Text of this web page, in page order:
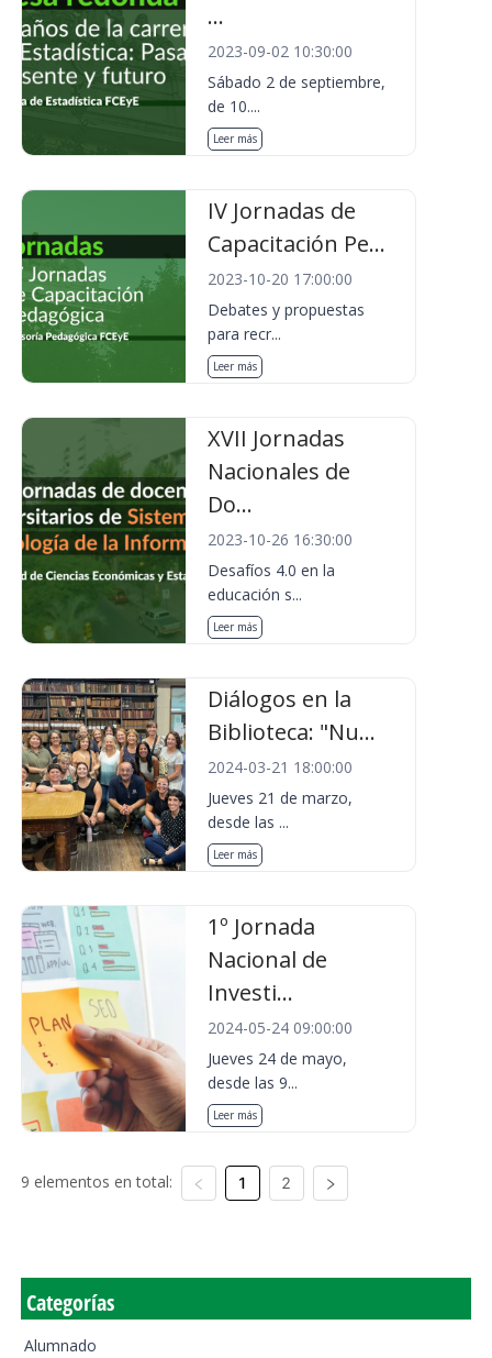
...
2023-09-02 10:30:00
Sábado 2 de septiembre,
de 10....
Leer más
IV Jornadas de
Capacitación Pe...
2023-10-20 17:00:00
Debates y propuestas
para recr...
Leer más
XVII Jornadas
Nacionales de
Do...
2023-10-26 16:30:00
Desafíos 4.0 en la
educación s...
Leer más
Diálogos en la
Biblioteca: "Nu...
2024-03-21 18:00:00
Jueves 21 de marzo,
desde las ...
Leer más
1º Jornada
Nacional de
Investi...
2024-05-24 09:00:00
Jueves 24 de mayo,
desde las 9...
Leer más
9 elementos en total: 1 2
Categorías
Alumnado